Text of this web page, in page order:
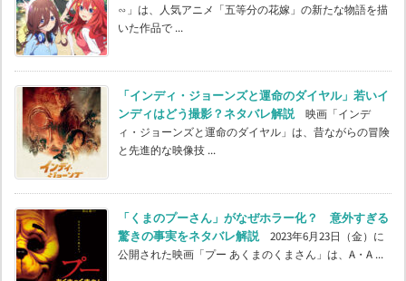
∽」は、人気アニメ「五等分の花嫁」の新たな物語を描
いた作品で ...
「インディ・ジョーンズと運命のダイヤル」若いイ
ンディはどう撮影？ネタバレ解説 映画「インデ
ィ・ジョーンズと運命のダイヤル」は、昔ながらの冒険
と先進的な映像技 ...
「くまのプーさん」がなぜホラー化？ 意外すぎる
驚きの事実をネタバレ解説 2023年6月23日（金）に
公開された映画「プー あくまのくまさん」は、A・A ...